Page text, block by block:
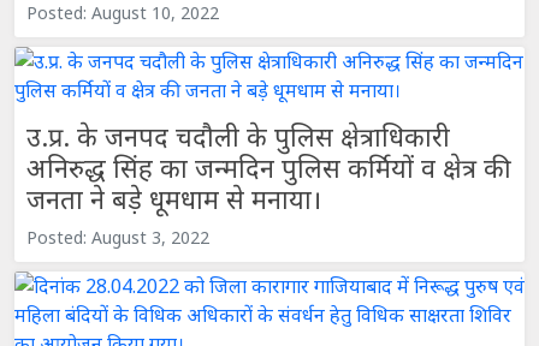
Posted: August 10, 2022
उ.प्र. के जनपद चदौली के पुलिस क्षेत्राधिकारी
अनिरुद्ध सिंह का जन्मदिन पुलिस कर्मियों व क्षेत्र की
जनता ने बडे़ धूमधाम से मनाया।
Posted: August 3, 2022